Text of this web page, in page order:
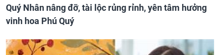
Quý Nhân nâng đỡ, tài lộc rủng rỉnh, yên tâm hưởng
vinh hoa Phú Quý